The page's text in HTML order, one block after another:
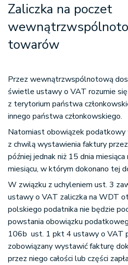
Zaliczka na poczet
towarów
Przez wewnątrzwspólnotową
świetle ustawy o VAT rozumie
z terytorium państwa
innego państwa członkowskiego.
Natomiast obowiązek
z chwilą wystawienia faktury
później jednak niż 15 dnia
miesiącu, w którym dokonano tej
W związku z uchyleniem ust. 3
ustawy o VAT zaliczka na WDT
polskiego podatnika nie będzie
powstania obowiązku
106b ust. 1 pkt 4 ustawy o VAT
zobowiązany wystawić fakturę
przez niego całości lub części